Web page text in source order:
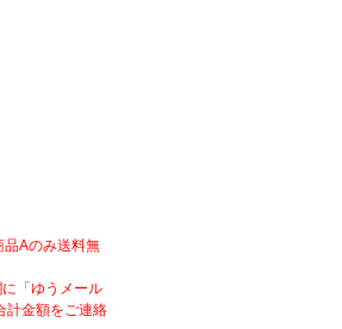
品Aのみ送料無
「ゆうメール
計金額をご連絡